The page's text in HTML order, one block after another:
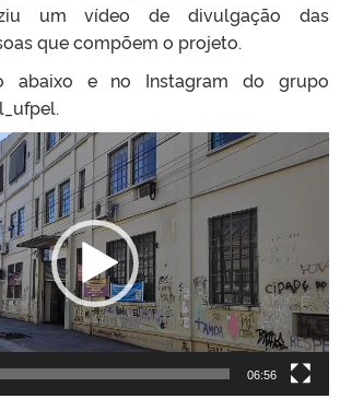
um vídeo de divulgação das
que compõem o projeto.
abaixo e no Instagram do grupo
06:56